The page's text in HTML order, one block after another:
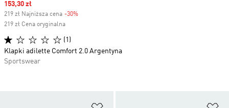
Sale price
153,30 zł
219 zł Najniższa cena -30%
219 zł Cena oryginalna
(1)
Klapki adilette Comfort 2.0 Argentyna
Sportswear